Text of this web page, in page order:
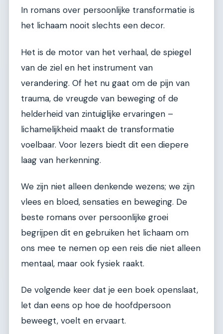
In romans over persoonlijke transformatie is
het lichaam nooit slechts een decor.
Het is de motor van het verhaal, de spiegel
van de ziel en het instrument van
verandering. Of het nu gaat om de pijn van
trauma, de vreugde van beweging of de
helderheid van zintuiglijke ervaringen –
lichamelijkheid maakt de transformatie
voelbaar. Voor lezers biedt dit een diepere
laag van herkenning.
We zijn niet alleen denkende wezens; we zijn
vlees en bloed, sensaties en beweging. De
beste romans over persoonlijke groei
begrijpen dit en gebruiken het lichaam om
ons mee te nemen op een reis die niet alleen
mentaal, maar ook fysiek raakt.
De volgende keer dat je een boek openslaat,
let dan eens op hoe de hoofdpersoon
beweegt, voelt en ervaart.